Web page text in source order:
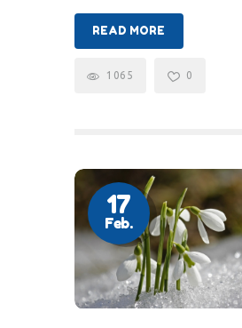
READ MORE
1065 0
17
Feb.